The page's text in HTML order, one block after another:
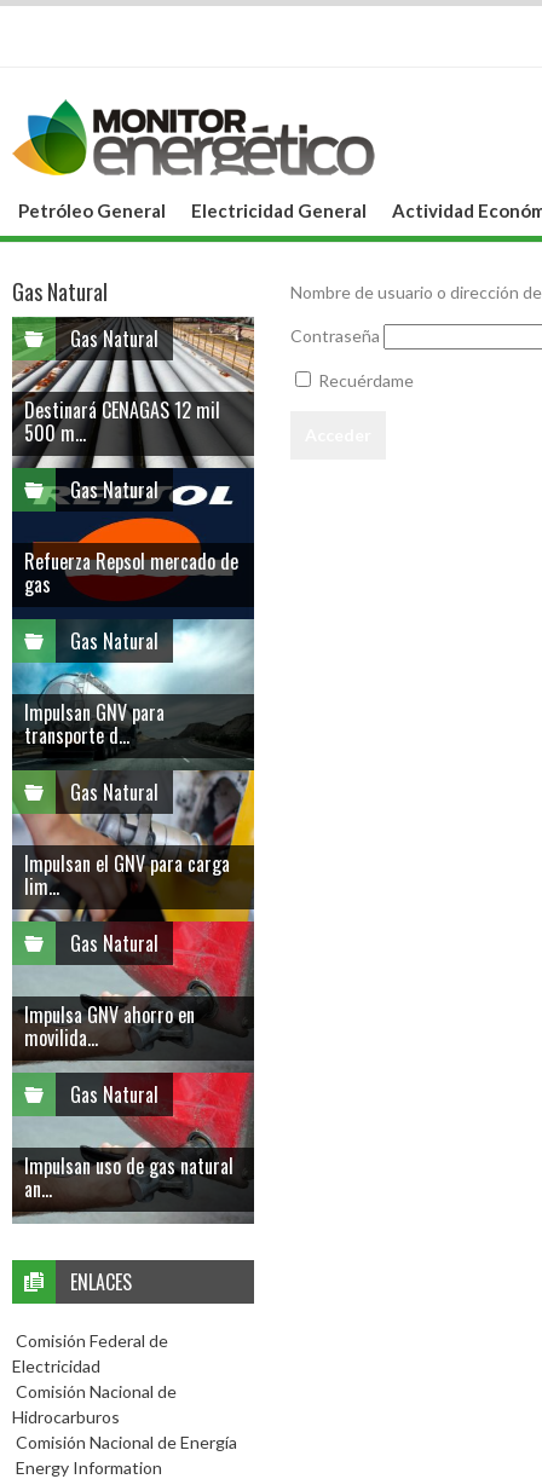
Petróleo General Electricidad General Actividad
Nombre de usuario o dirección
Contraseña
Recuérdame
Gas Natural
Gas Natural
Destinará CENAGAS 12 mil
500 m...
Gas Natural
Refuerza Repsol mercado de
gas
Gas Natural
Impulsan GNV para
transporte d...
Gas Natural
Impulsan el GNV para carga
lim...
Gas Natural
Impulsa GNV ahorro en
movilida...
Gas Natural
Impulsan uso de gas natural
an...
ENLACES
Comisión Federal de
Electricidad
Comisión Nacional de
Hidrocarburos
Comisión Nacional de Energía
Energy Information